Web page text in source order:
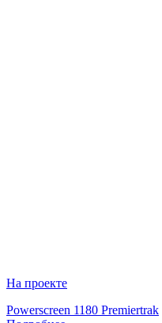
На проекте
Powerscreen 1180 Premiertrak